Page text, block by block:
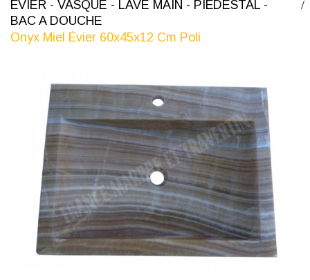
ÉVIER - VASQUE - LAVE MAIN - PIÉDESTAL -
BAC A DOUCHE
Onyx Miel Évier 60x45x12 Cm Poli